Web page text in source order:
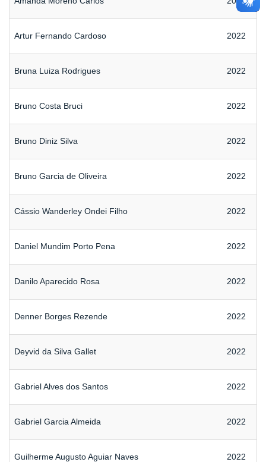
Artur Fernando Cardoso 2022
Bruna Luiza Rodrigues 2022
Bruno Costa Bruci 2022
Bruno Diniz Silva 2022
Bruno Garcia de Oliveira 2022
Cássio Wanderley Ondei Filho 2022
Daniel Mundim Porto Pena 2022
Danilo Aparecido Rosa 2022
Denner Borges Rezende 2022
Deyvid da Silva Gallet 2022
Gabriel Alves dos Santos 2022
Gabriel Garcia Almeida 2022
Guilherme Augusto Aguiar Naves 2022